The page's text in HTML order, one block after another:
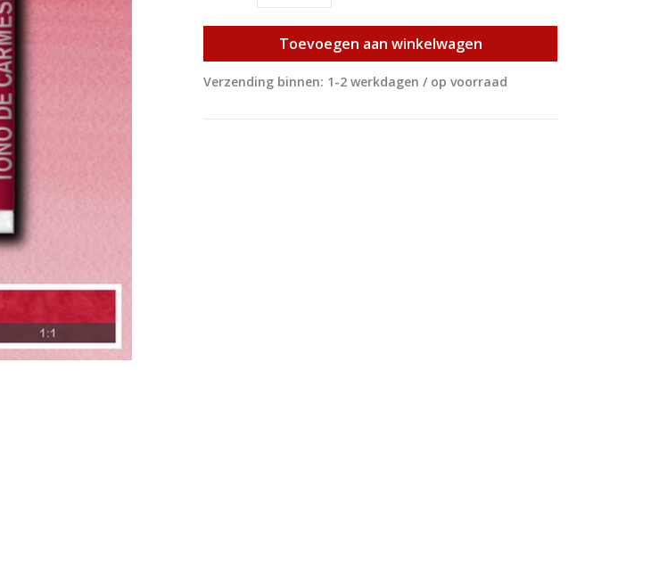
Toevoegen aan winkelwagen
Verzending binnen: 1-2 werkdagen / op voorraad